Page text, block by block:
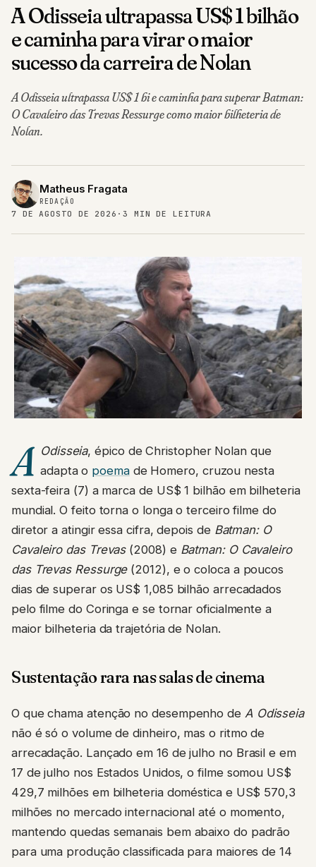
A Odisseia ultrapassa US$ 1 bilhão
e caminha para virar o maior
sucesso da carreira de Nolan
A Odisseia ultrapassa US$ 1 bi e caminha para superar Batman:
O Cavaleiro das Trevas Ressurge como maior bilheteria de
Nolan.
Matheus Fragata
REDAÇÃO
7 DE AGOSTO DE 2026 · 3 MIN DE LEITURA
A Odisseia, épico de Christopher Nolan que
adapta o poemade Homero, cruzou nesta
sexta-feira (7) a marca de US$ 1 bilhão em bilheteria
mundial. O feito torna o longa o terceiro filme do
diretor a atingir essa cifra, depois de Batman: O
Cavaleiro das Trevas(2008) e Batman: O Cavaleiro
das Trevas Ressurge(2012), e o coloca a poucos
dias de superar os US$ 1,085 bilhão arrecadados
pelo filme do Coringa e se tornar oficialmente a
maior bilheteria da trajetória de Nolan.
Sustentação rara nas salas de cinema
O que chama atenção no desempenho de A Odisseia
não é só o volume de dinheiro, mas o ritmo de
arrecadação. Lançado em 16 de julho no Brasil e em
17 de julho nos Estados Unidos, o filme somou US$
429,7 milhões em bilheteria doméstica e US$ 570,3
milhões no mercado internacional até o momento,
mantendo quedas semanais bem abaixo do padrão
para uma produção classificada para maiores de 14